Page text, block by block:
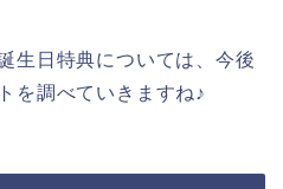
生日特典については、今後
を調べていきますね♪